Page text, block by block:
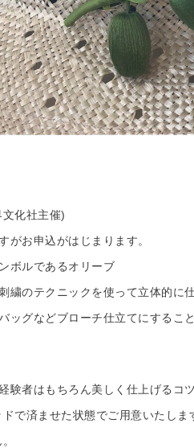
化社主催)
がお申込がはじまります。
ボルであるオリーブ
繍のテクニックを使って立体的に仕
ッグなどブローチ仕立てにするこ
験者はもちろん美しく仕上げるコ
で済ませた状態でご用意いたしま